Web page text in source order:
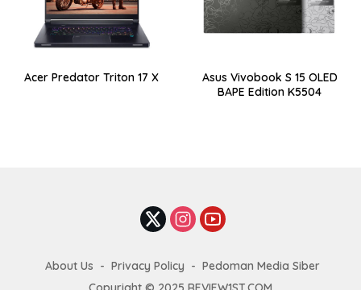
Acer Predator Triton 17 X
Asus Vivobook S 15 OLED
BAPE Edition K5504
About Us Privacy Policy
Pedoman Media Siber